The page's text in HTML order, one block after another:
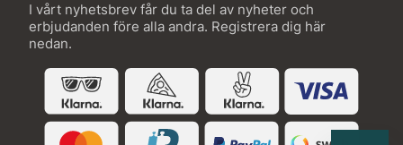
I vårt nyhetsbrev får du ta del av nyheter och
erbjudanden före alla andra. Registrera dig här
nedan.